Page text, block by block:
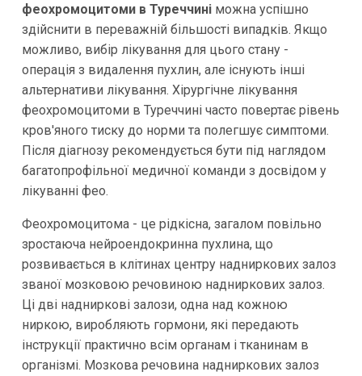
феохромоцитоми в Туреччиніможна успішно
здійснити в переважній більшості випадків. Якщо
можливо, вибір лікування для цього стану -
операція з видалення пухлин, але існують інші
альтернативи лікування. Хірургічне лікування
феохромоцитоми в Туреччині часто повертає рівень
кров'яного тиску до норми та полегшує симптоми.
Після діагнозу рекомендується бути під наглядом
багатопрофільної медичної команди з досвідом у
лікуванні фео.
Феохромоцитома - це рідкісна, загалом повільно
зростаюча нейроендокринна пухлина, що
розвивається в клітинах центру надниркових залоз
званої мозковою речовиною надниркових залоз.
Ці дві надниркові залози, одна над кожною
ниркою, виробляють гормони, які передають
інструкції практично всім органам і тканинам в
організмі. Мозкова речовина надниркових залоз